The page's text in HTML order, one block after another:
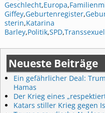
Geschlecht,Europa,
Giffey,Geburtenregister,
sterin,Katarina
Barley,Politik,SPD,
Neueste Beiträge
Ein gefährlicher Deal:
Hamas
Der Krieg eines
Katars stiller Krieg gegen